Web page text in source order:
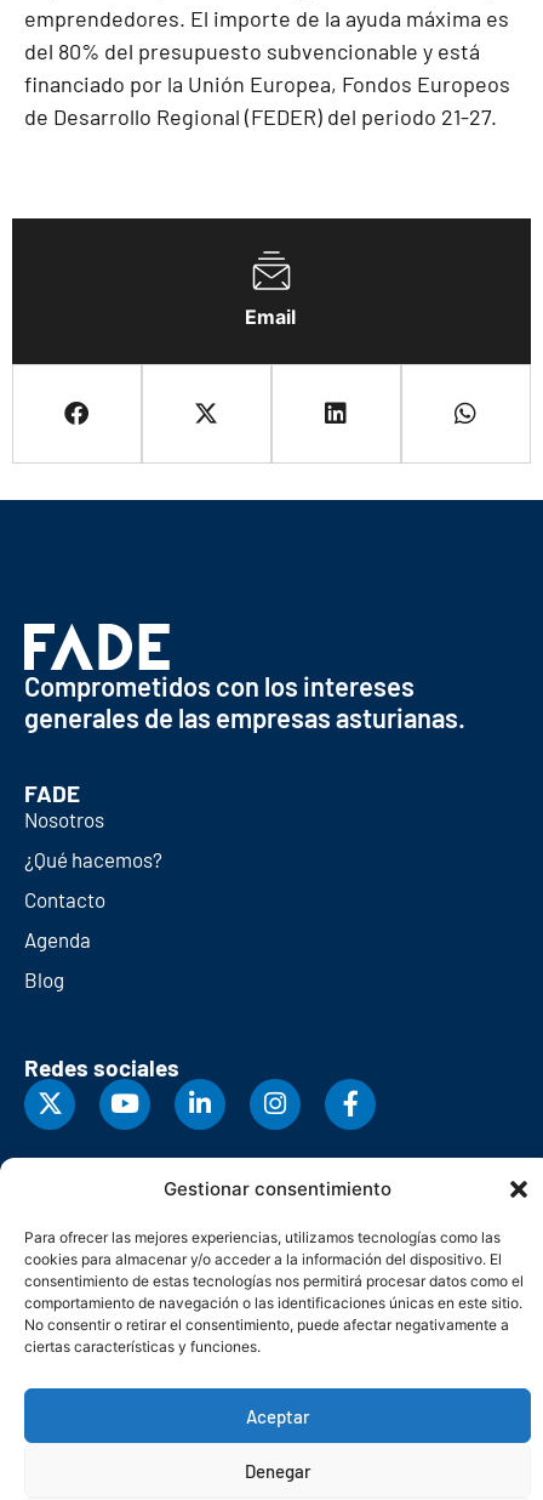
Gestionar consentimiento
Para ofrecer las mejores experiencias, utilizamos tecnologías como las
cookies para almacenar y/o acceder a la información del dispositivo. El
consentimiento de estas tecnologías nos permitirá procesar datos como el
comportamiento de navegación o las identificaciones únicas en este sitio.
No consentir o retirar el consentimiento, puede afectar negativamente a
ciertas características y funciones.
Aceptar
Denegar
Email
emprendedores. El importe de la ayuda máxima es
del 80% del presupuesto subvencionable y está
financiado por la Unión Europea, Fondos Europeos
de Desarrollo Regional (FEDER) del periodo 21-27.
Comprometidos con los intereses
generales de las empresas asturianas.
FADE
Nosotros
¿Qué hacemos?
Contacto
Agenda
Blog
Redes sociales
© Copyright 2026. Federación Asturiana de Empresarios
Política de cookies